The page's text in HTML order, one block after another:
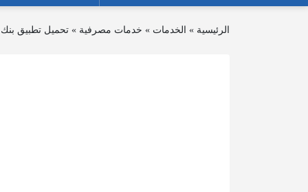
الرئيسية » الخدمات » خدمات مصرفية »تحميل تطبيق بنك